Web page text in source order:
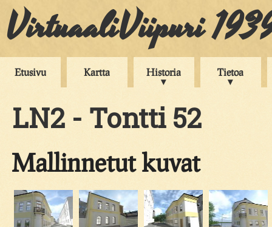
VirtuaaliViipuri
Etusivu Kartta Historia Tietoa
LN2 - Tontti 52
Mallinnetut kuvat